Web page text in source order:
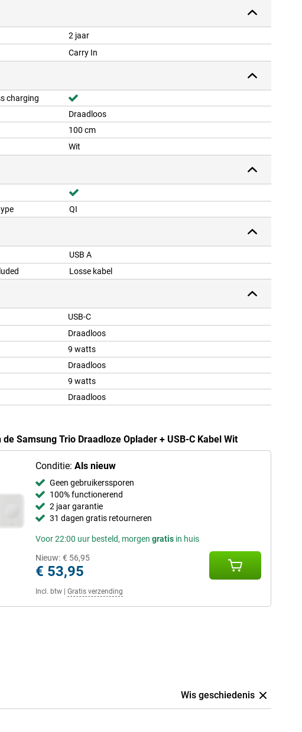
2 jaar
Carry In
charging
Draadloos
100 cm
Wit
QI
USB A
Losse kabel
USB-C
Draadloos
9 watts
Draadloos
9 watts
Draadloos
Samsung Trio Draadloze Oplader + USB-C Kabel Wit
Conditie: Als nieuw
Geen gebruikerssporen
100% functionerend
2 jaar garantie
31 dagen gratis retourneren
Voor 22:00 uur besteld, morgen gratisin huis
Nieuw: € 56,95
€ 53,95
Incl. btw| Gratis verzending
Wis geschiedenis